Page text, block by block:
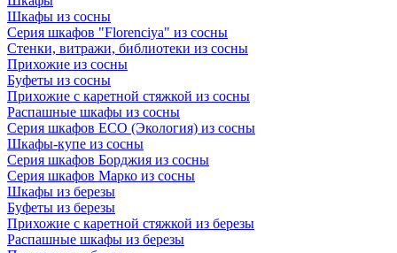
Шкафы из сосны
Серия шкафов "Florenciya" из сосны
Стенки, витражи, библиотеки из сосны
Прихожие из сосны
Буфеты из сосны
Прихожие с каретной стяжкой из сосны
Распашные шкафы из сосны
Серия шкафов ECO (Экология) из сосны
Шкафы-купе из сосны
Серия шкафов Борджия из сосны
Серия шкафов Марко из сосны
Шкафы из березы
Буфеты из березы
Прихожие с каретной стяжкой из березы
Распашные шкафы из березы